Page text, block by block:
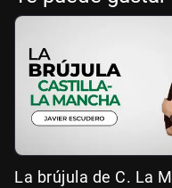
La brújula de C. La